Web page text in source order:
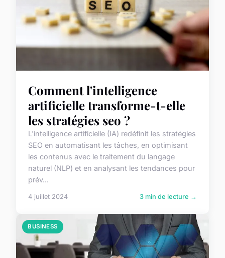
Comment l'intelligence
artificielle transforme-t-elle
les stratégies seo ?
L'intelligence artificielle (IA) redéfinit les stratégies
SEO en automatisant les tâches, en optimisant
les contenus avec le traitement du langage
naturel (NLP) et en analysant les tendances pour
prév...
4 juillet 2024 3 min de lecture →
BUSINESS